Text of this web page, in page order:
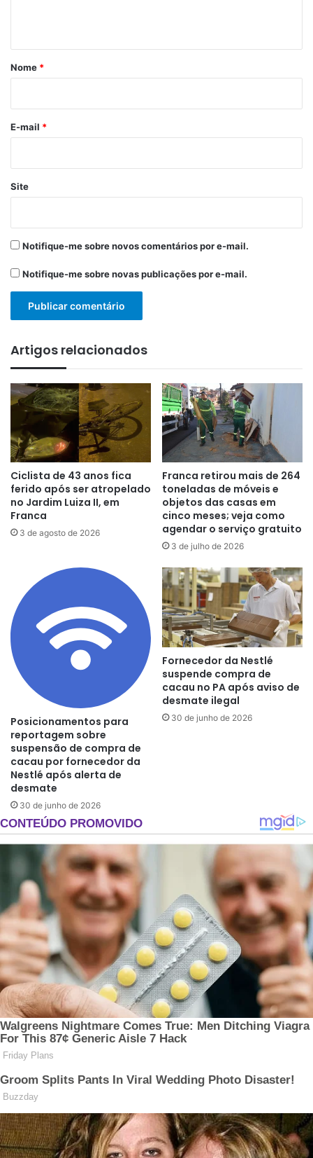
r
*
Nome *
E-mail *
Site
Notifique-me sobre novos comentários por e-mail.
Notifique-me sobre novas publicações por e-mail.
Artigos relacionados
Ciclista de 43 anos fica
ferido após ser atropelado
no Jardim Luiza II, em
Franca
3 de agosto de 2026
Franca retirou mais de 264
toneladas de móveis e
objetos das casas em
cinco meses; veja como
agendar o serviço gratuito
3 de julho de 2026
Posicionamentos para
reportagem sobre
suspensão de compra de
cacau por fornecedor da
Nestlé após alerta de
desmate
30 de junho de 2026
Fornecedor da Nestlé
suspende compra de
cacau no PA após aviso de
desmate ilegal
30 de junho de 2026